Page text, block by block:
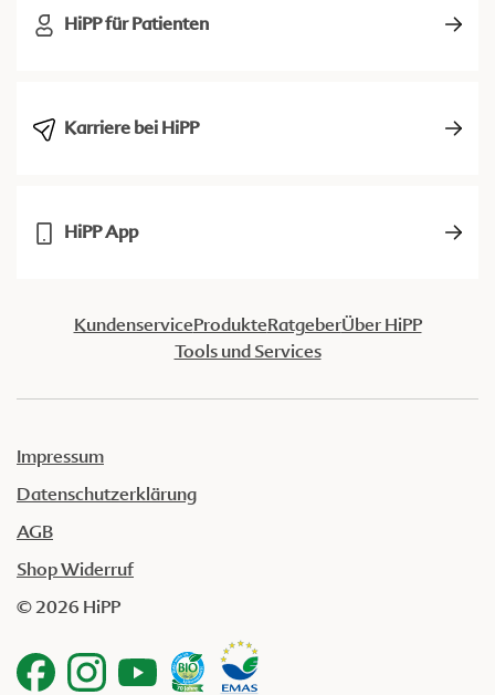
HiPP für Patienten
Karriere bei HiPP
HiPP App
KundenserviceProdukteRatgeberÜber HiPP
Tools und Services
Impressum
Datenschutzerklärung
AGB
Shop Widerruf
© 2026 HiPP